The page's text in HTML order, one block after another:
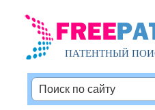
ПАТЕНТНЫЙ